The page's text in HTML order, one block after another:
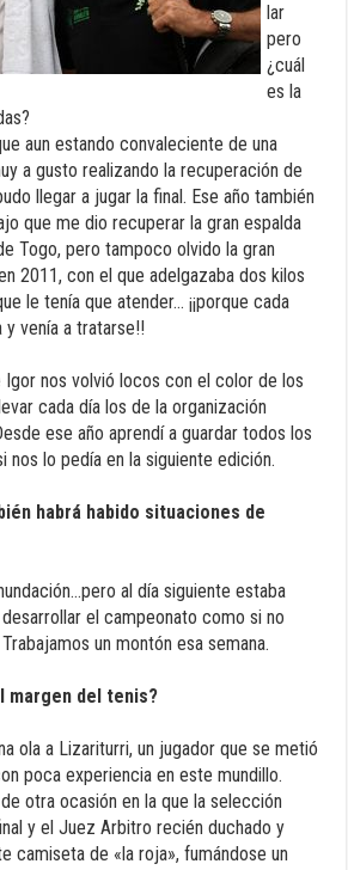
lar
pero
¿cuál
es la
aun estando convaleciente de una
a gusto realizando la recuperación de
llegar a jugar la final. Ese año también
que me dio recuperar la gran espalda
Togo, pero tampoco olvido la gran
2011, con el que adelgazaba dos kilos
le tenía que atender… ¡¡porque cada
y venía a tratarse!!
Igor nos volvió locos con el color de los
cada día los de la organización
ese año aprendí a guardar todos los
nos lo pedía en la siguiente edición.
habrá habido situaciones de
al día siguiente estaba
el campeonato como si no
un montón esa semana.
margen del tenis?
ola a Lizariturri, un jugador que se metió
poca experiencia en este mundillo.
otra ocasión en la que la selección
y el Juez Arbitro recién duchado y
camiseta de «la roja», fumándose un